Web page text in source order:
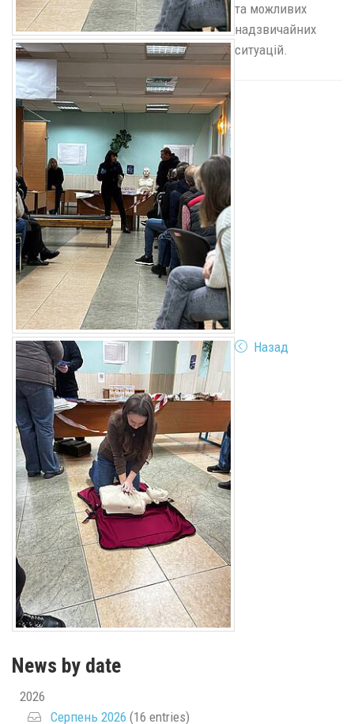
та можливих
надзвичайних
ситуацій.
Назад
News by date
2026
Серпень 2026 (16 entries)